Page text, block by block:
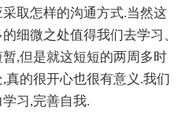
取怎样的沟通方式.当然这
细微之处值得我们去学习、
,但是就这短短的两周多时
的很开心也很有意义.我们
习,完善自我.